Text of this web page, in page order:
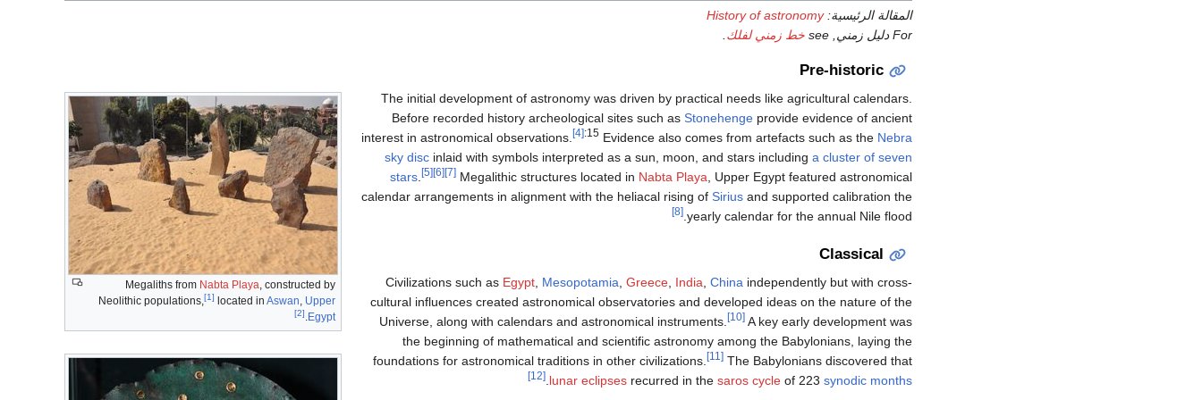
المقالة الرئيسية:History of astronomy
For دليل زمني, see
خط زمني لفلك.
Pre-historic
Megaliths from Nabta Playa, constructed by
Neolithic populations,
[1] located in Aswan, Upper
Egypt
.
[2]
The initial development of astronomy was driven by practical needs like agricultural calendars.
Before recorded history archeological sites such as Stonehenge provide evidence of ancient
interest in astronomical observations.
[4]:15 Evidence also comes from artefacts such as the Nebra
sky disc inlaid with symbols interpreted as a sun, moon, and stars including a cluster of seven
stars
[5] [6] [7] Megalithic structures located in Nabta Playa , Upper Egypt featured astronomical
calendar arrangements in alignment with the heliacal rising of Sirius and supported calibration the
yearly calendar for the annual Nile flood.
[8]
Classical
Civilizations such as Egypt, Mesopotamia, Greece, India, China independently but with cross-
cultural influences created astronomical observatories and developed ideas on the nature of the
Universe, along with calendars and astronomical instruments.
[10] A key early development was
the beginning of mathematical and scientific astronomy among the Babylonians, laying the
foundations for astronomical traditions in other civilizations.
[11] The Babylonians discovered that
lunar eclipses recurred in the saros cycle of 223 synodic months
.
[12]